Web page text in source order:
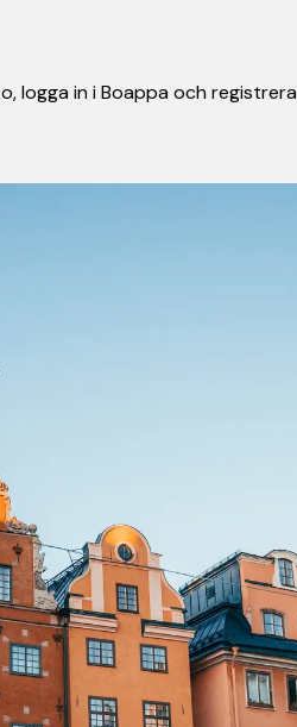
logga in i Boappa och registrera